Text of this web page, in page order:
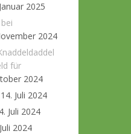
2025
2024
für
2024
14. Juli 2024
Juli 2024
2024